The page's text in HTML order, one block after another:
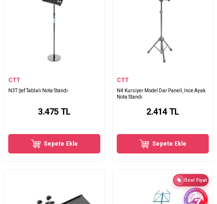
CTT
N3T Şef Tablalı Nota Standı
3.475 TL
Sepete Ekle
CTT
N4 Kursiyer Model Dar Panell, İnce Ayak
Nota Standı
2.414 TL
Sepete Ekle
Özel Fiyat